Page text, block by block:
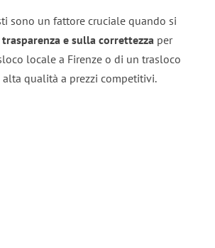
sono un fattore cruciale quando si
trasparenza e sulla correttezza per
locale a Firenze o di un trasloco
qualità a prezzi competitivi.